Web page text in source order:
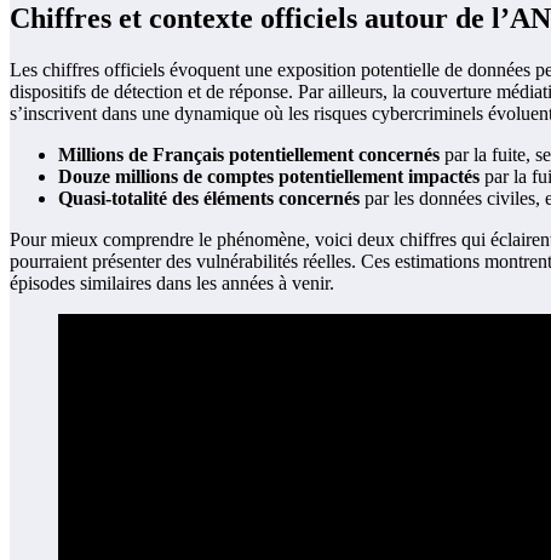
Chiffres et contexte officiels autour de
Les chiffres officiels évoquent une exposition potentielle de données
dispositifs de détection et de réponse. Par ailleurs, la couverture
s’inscrivent dans une dynamique où les risques cybercriminels
Millions de Français potentiellement concernés par la fuite,
Douze millions de comptes potentiellement impactés par la
Quasi-totalité des éléments concernés par les données civiles,
Pour mieux comprendre le phénomène, voici deux chiffres qui
pourraient présenter des vulnérabilités réelles. Ces estimations
épisodes similaires dans les années à venir.